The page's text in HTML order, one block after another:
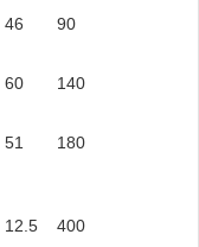
46 90
60 140
51 180
12.5
400